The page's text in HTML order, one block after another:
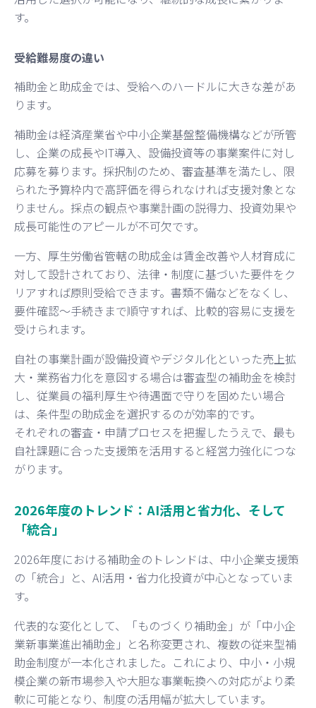
す。
受給難易度の違い
補助金と助成金では、受給へのハードルに大きな差があ
ります。
補助金は経済産業省や中小企業基盤整備機構などが所管
し、企業の成長やIT導入、設備投資等の事業案件に対し
応募を募ります。採択制のため、審査基準を満たし、限
られた予算枠内で高評価を得られなければ支援対象とな
りません。採点の観点や事業計画の説得力、投資効果や
成長可能性のアピールが不可欠です。
一方、厚生労働省管轄の助成金は賃金改善や人材育成に
対して設計されており、法律・制度に基づいた要件をク
リアすれば原則受給できます。書類不備などをなくし、
要件確認〜手続きまで順守すれば、比較的容易に支援を
受けられます。
自社の事業計画が設備投資やデジタル化といった売上拡
大・業務省力化を意図する場合は審査型の補助金を検討
し、従業員の福利厚生や待遇面で守りを固めたい場合
は、条件型の助成金を選択するのが効率的です。
それぞれの審査・申請プロセスを把握したうえで、最も
自社課題に合った支援策を活用すると経営力強化につな
がります。
2026年度のトレンド：AI活用と省力化、そして
「統合」
2026年度における補助金のトレンドは、中小企業支援策
の「統合」と、AI活用・省力化投資が中心となっていま
す。
代表的な変化として、「ものづくり補助金」が「中小企
業新事業進出補助金」と名称変更され、複数の従来型補
助金制度が一本化されました。これにより、中小・小規
模企業の新市場参入や大胆な事業転換への対応がより柔
軟に可能となり、制度の活用幅が拡大しています。